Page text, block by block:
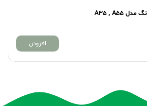
افزودن